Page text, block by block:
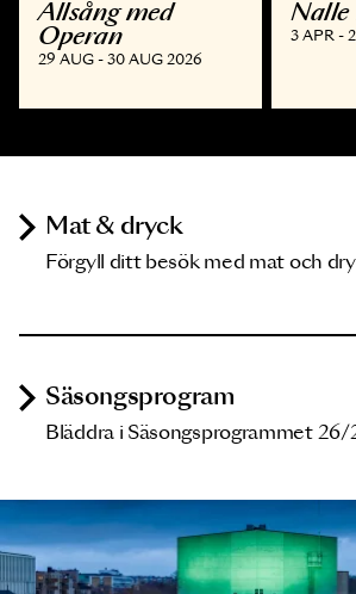
Allsång med
Operan
29 AUG - 30 AUG 2026
Nalle
3 APR -
Mat & dryck
Förgyll ditt besök med mat och
Säsongsprogram
Bläddra i Säsongsprogrammet 26/